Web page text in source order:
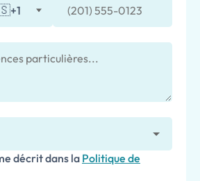
+1
décrit dans la Politique de